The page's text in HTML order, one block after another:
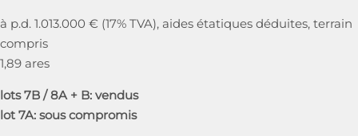
à p.d. 1.013.000 € (17% TVA), aides étatiques déduites, terrain
compris
1,89 ares
lots 7B / 8A + B: vendus
lot 7A: sous compromis